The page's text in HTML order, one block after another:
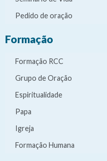
Pedido de oração
Formação
Formação RCC
Grupo de Oração
Espiritualidade
Papa
Igreja
Formação Humana